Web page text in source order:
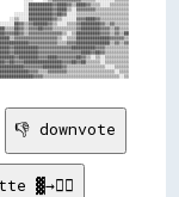
👎 downvote
▓→✊🏽